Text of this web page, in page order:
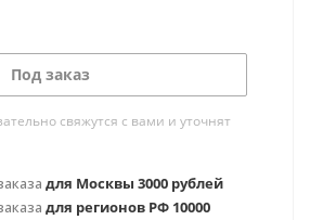
Под заказ
свяжутся с вами и уточнят
для Москвы 3000 рублей
для регионов РФ 10000